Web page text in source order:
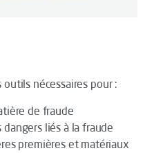
nécessaires pour :
de fraude
liés à la fraude
premières et matériaux